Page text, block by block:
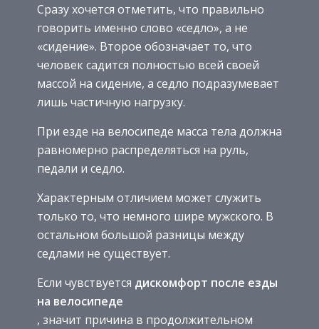
Сразу хочется отметить, что правильно
говорить именно слово «седло», а не
«сидение». Второе обозначает то, что
человек садится полностью всей своей
массой на сидение, а седло подразумевает
лишь частичную нагрузку.
При езде на велосипеде масса тела должна
равномерно распределяться на руль,
педали и седло.
Характерным отличием может служить
только то, что немного шире мужского. В
остальном большой разницы между
седлами не существует.
Если чувствуется дискомфорт после езды
на велосипеде
, значит причина в продолжительном